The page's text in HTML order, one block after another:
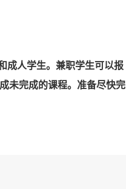
成人学生。兼职学生可以报
未完成的课程。准备尽快完